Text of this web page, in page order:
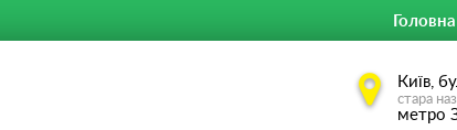
Головна
Київ,
стара
метро